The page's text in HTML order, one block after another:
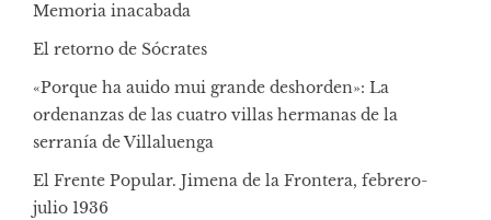
Memoria inacabada
El retorno de Sócrates
«Porque ha auido mui grande deshorden»: La
ordenanzas de las cuatro villas hermanas de la
serranía de Villaluenga
El Frente Popular. Jimena de la Frontera, febrero-
julio 1936